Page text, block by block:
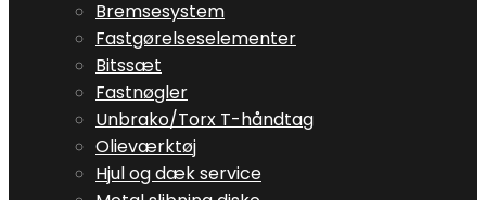
Bremsesystem
Fastgørelseselementer
Bitssæt
Fastnøgler
Unbrako/Torx T-håndtag
Olieværktøj
Hjul og dæk service